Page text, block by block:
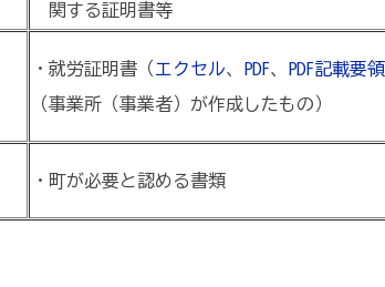
関する証明書等
・就労証明書（ エクセル、 PDF、 PDF記載要領
（事業所（事業者）が作成したもの）
・町が必要と認める書類